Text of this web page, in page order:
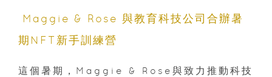
Maggie & Rose 與教育科技公司合辦暑
期NFT新手訓練營
這個暑期，Maggie & Rose與致力推動科技